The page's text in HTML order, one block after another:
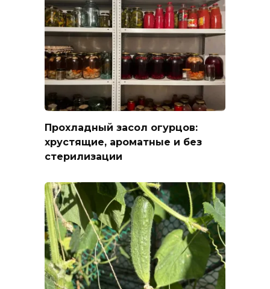
Прохладный засол огурцов:
хрустящие, ароматные и без
стерилизации